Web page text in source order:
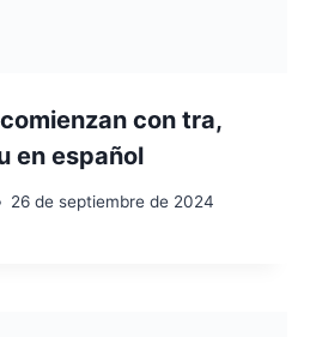
con tra,
en español
26 de septiembre de 2024